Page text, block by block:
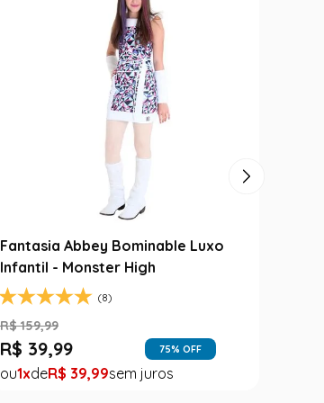
Saia Festa Junina Infantil Branca
Noivinha com Fitas Coloridas
R$ 78,90
R$ 49 ,99
1 R$ 49,99